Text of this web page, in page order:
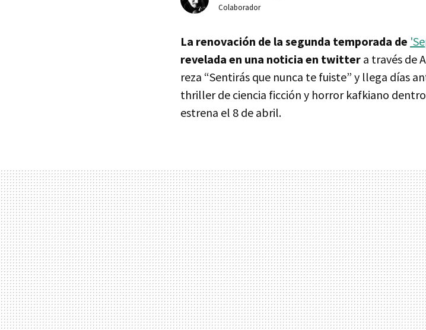
Colaborador
La renovación de la segunda temporada de
revelada en una noticia en twitter a través de
reza “Sentirás que nunca te fuiste” y llega días
thriller de ciencia ficción y horror kafkiano
estrena el 8 de abril.